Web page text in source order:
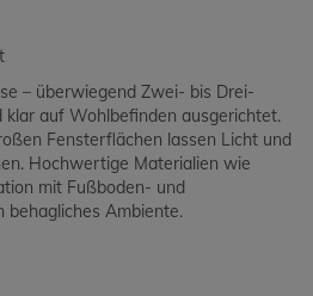
– überwiegend Zwei- bis Drei-
klar auf Wohlbefinden ausgerichtet.
Fensterflächen lassen Licht und
Hochwertige Materialien wie
mit Fußboden- und
behagliches Ambiente.